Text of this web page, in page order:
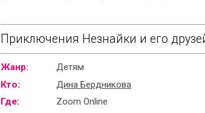
Приключения Незнайки и его
Жанр:
Детям
Кто:
Дина Бердникова
Где:
Zoom Online